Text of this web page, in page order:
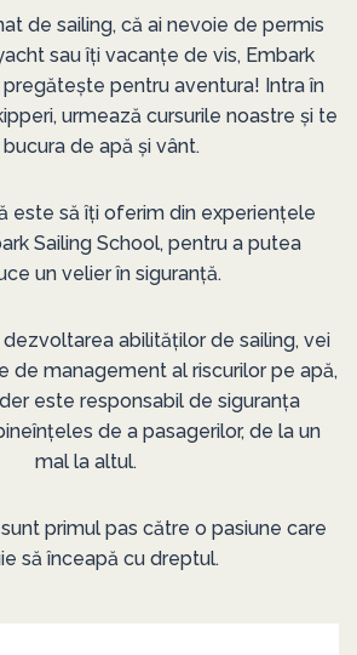
de sailing, că ai nevoie de permis
sau îți vacanțe de vis, Embark
pentru aventura! Intra în
urmează cursurile noastre și te
de apă și vânt.
este să îți oferim din experiențele
Sailing School, pentru a putea
un velier în siguranță.
abilităților de sailing, vei
de management al riscurilor pe apă,
este responsabil de siguranța
de a pasagerilor, de la un
mal la altul.
primul pas către o pasiune care
să înceapă cu dreptul.